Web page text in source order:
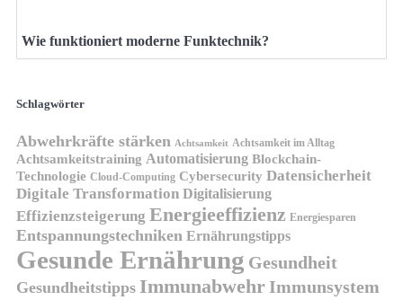
Wie funktioniert moderne Funktechnik?
Schlagwörter
Abwehrkräfte stärken Achtsamkeit Achtsamkeit im Alltag
Achtsamkeitstraining Automatisierung Blockchain-
Technologie Cloud-Computing Cybersecurity Datensicherheit
Digitale Transformation Digitalisierung
Effizienzsteigerung Energieeffizienz Energiesparen
Entspannungstechniken Ernährungstipps
Gesunde Ernährung Gesundheit
Gesundheitstipps Immunabwehr Immunsystem